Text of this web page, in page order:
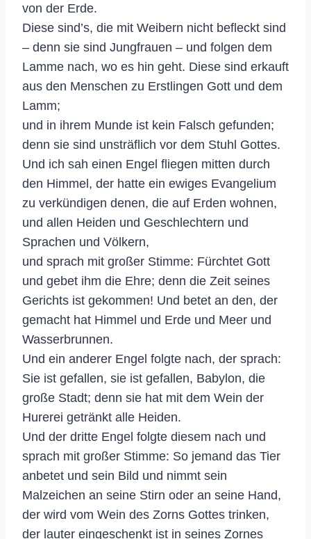
von der Erde.
Diese sind’s, die mit Weibern nicht befleckt sind
– denn sie sind Jungfrauen – und folgen dem
Lamme nach, wo es hin geht. Diese sind erkauft
aus den Menschen zu Erstlingen Gott und dem
Lamm;
und in ihrem Munde ist kein Falsch gefunden;
denn sie sind unsträflich vor dem Stuhl Gottes.
Und ich sah einen Engel fliegen mitten durch
den Himmel, der hatte ein ewiges Evangelium
zu verkündigen denen, die auf Erden wohnen,
und allen Heiden und Geschlechtern und
Sprachen und Völkern,
und sprach mit großer Stimme: Fürchtet Gott
und gebet ihm die Ehre; denn die Zeit seines
Gerichts ist gekommen! Und betet an den, der
gemacht hat Himmel und Erde und Meer und
Wasserbrunnen.
Und ein anderer Engel folgte nach, der sprach:
Sie ist gefallen, sie ist gefallen, Babylon, die
große Stadt; denn sie hat mit dem Wein der
Hurerei getränkt alle Heiden.
Und der dritte Engel folgte diesem nach und
sprach mit großer Stimme: So jemand das Tier
anbetet und sein Bild und nimmt sein
Malzeichen an seine Stirn oder an seine Hand,
der wird vom Wein des Zorns Gottes trinken,
der lauter eingeschenkt ist in seines Zornes